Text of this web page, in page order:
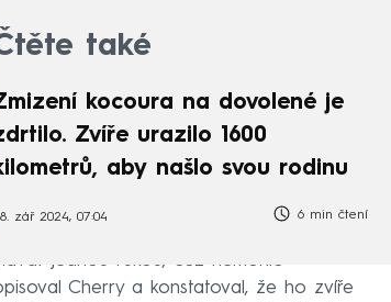
také
kocoura na dovolené je
Zvíře urazilo 1600
aby našlo svou rodinu
zář 2024, 07:04 6 min čtení
jednou rukou, což nemohlo
Cherry a konstatoval, že ho zvíře